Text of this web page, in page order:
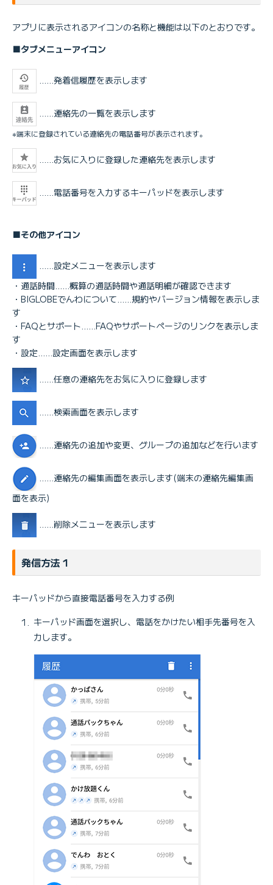
アプリに表示されるアイコンの名称と機能は以下のとおりです。
■タブメニューアイコン
……発着信履歴を表示します
……連絡先の一覧を表示します
※端末に登録されている連絡先の電話番号が表示されます。
……お気に入りに登録した連絡先を表示します
……電話番号を入力するキーパッドを表示します
■その他アイコン
……設定メニューを表示します
・通話時間……概算の通話時間や通話明細が確認できます
・BIGLOBEでんわについて……規約やバージョン情報を表示しま
す
・FAQとサポート……FAQやサポートページのリンクを表示しま
す
・設定……設定画面を表示します
……任意の連絡先をお気に入りに登録します
……検索画面を表示します
……連絡先の追加や変更、グループの追加などを行います
……連絡先の編集画面を表示します(端末の連絡先編集画
面を表示)
……削除メニューを表示します
発信方法 1
キーパッドから直接電話番号を入力する例
キーパッド画面を選択し、電話をかけたい相手先番号を入
力します。